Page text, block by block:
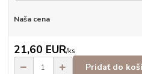
Naša cena
21,60 EUR/ks
Pridať do